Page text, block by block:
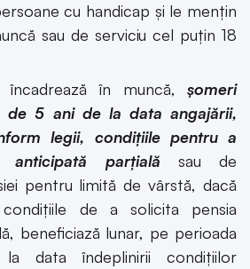
cu handicap şi le menţin
sau de serviciu cel puţin 18
încadrează în muncă, şomeri
de 5 ani de la data angajării,
legii, condiţiile pentru a
anticipată parţială sau de
pentru limită de vârstă, dacă
de a solicita pensia
beneficiază lunar, pe perioada
la data îndeplinirii condiţiilor